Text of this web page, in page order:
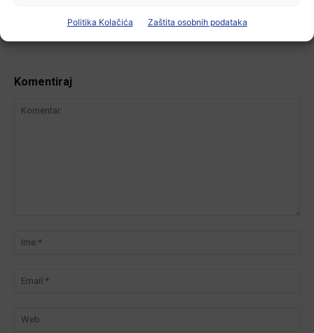
Politika Kolačića Zaštita osobnih podataka
Komentiraj